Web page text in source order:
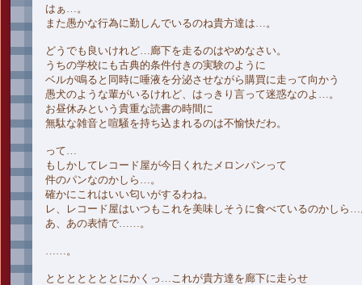
はぁ…。
また愚かな行為に勤しんでいるのね貴方達は…。
どうでも良いけれど…廊下を走るのはやめなさい。
うちの学校にも古典的条件付きの実験のように
ベルが鳴ると同時に唾液を分泌させながら購買に走って向かう
愚犬のような輩がいるけれど、はっきり言って迷惑なのよ…。
お昼休みという貴重な読書の時間に
無駄な雑音と喧騒を持ち込まれるのは不愉快だわ。
って…
もしかしてレコード屋が今日くれたメロンパンって
件のパンなのかしら…。
確かにこれはいい匂いがするわね。
レ、レコード屋はいつもこれを美味しそうに食べているのかしら
あ、あの表情で……。
……。
とととととととにかくっ…これが貴方達を廊下に走らせ